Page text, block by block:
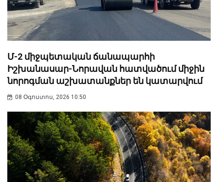
Մ-2 միջպետական ճանապարհի
Իշխանասար-Նորավան հատվածում միջին
նորոգման աշխատանքներ են կատարվում
08 Օգոստոս, 2026 10:50